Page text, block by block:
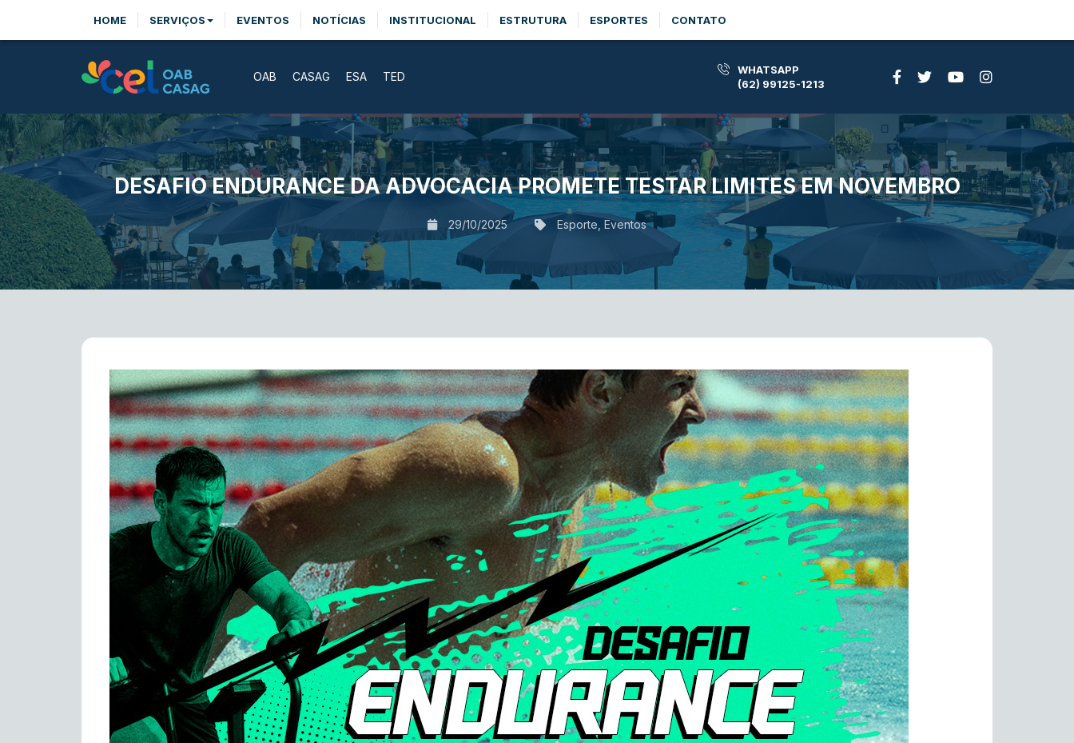
HOME SERVIÇOS EVENTOS NOTÍCIAS INSTITUCIONAL ESTRUTURA ESPORTES CONTATO
OAB CASAG ESA TED
WHATSAPP
(62) 99125-1213
DESAFIO ENDURANCE DA ADVOCACIA PROMETE TESTAR LIMITES EM NOVEMBRO
29/10/2025 Esporte Eventos